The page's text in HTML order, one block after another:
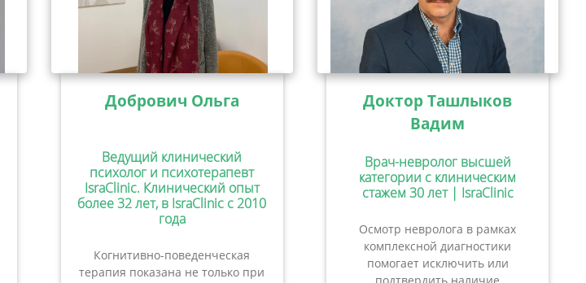
Добрович Ольга
Ведущий клинический
психолог и психотерапевт
IsraClinic. Клинический опыт
более 32 лет, в IsraClinic с 2010
года
Когнитивно-поведенческая
терапия показана не только при
Доктор Ташлыков
Вадим
Врач-невролог высшей
категории с клиническим
стажем 30 лет | IsraClinic
Осмотр невролога в рамках
комплексной диагностики
помогает исключить или